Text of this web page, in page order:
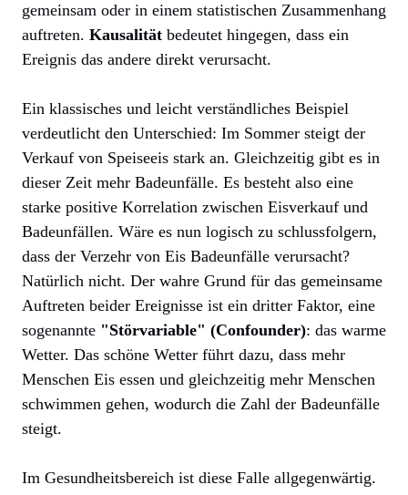
gemeinsam oder in einem statistischen Zusammenhang
auftreten. Kausalität bedeutet hingegen, dass ein
Ereignis das andere direkt verursacht.
Ein klassisches und leicht verständliches Beispiel
verdeutlicht den Unterschied: Im Sommer steigt der
Verkauf von Speiseeis stark an. Gleichzeitig gibt es in
dieser Zeit mehr Badeunfälle. Es besteht also eine
starke positive Korrelation zwischen Eisverkauf und
Badeunfällen. Wäre es nun logisch zu schlussfolgern,
dass der Verzehr von Eis Badeunfälle verursacht?
Natürlich nicht. Der wahre Grund für das gemeinsame
Auftreten beider Ereignisse ist ein dritter Faktor, eine
sogenannte "Störvariable" (Confounder): das warme
Wetter. Das schöne Wetter führt dazu, dass mehr
Menschen Eis essen und gleichzeitig mehr Menschen
schwimmen gehen, wodurch die Zahl der Badeunfälle
steigt.
Im Gesundheitsbereich ist diese Falle allgegenwärtig.